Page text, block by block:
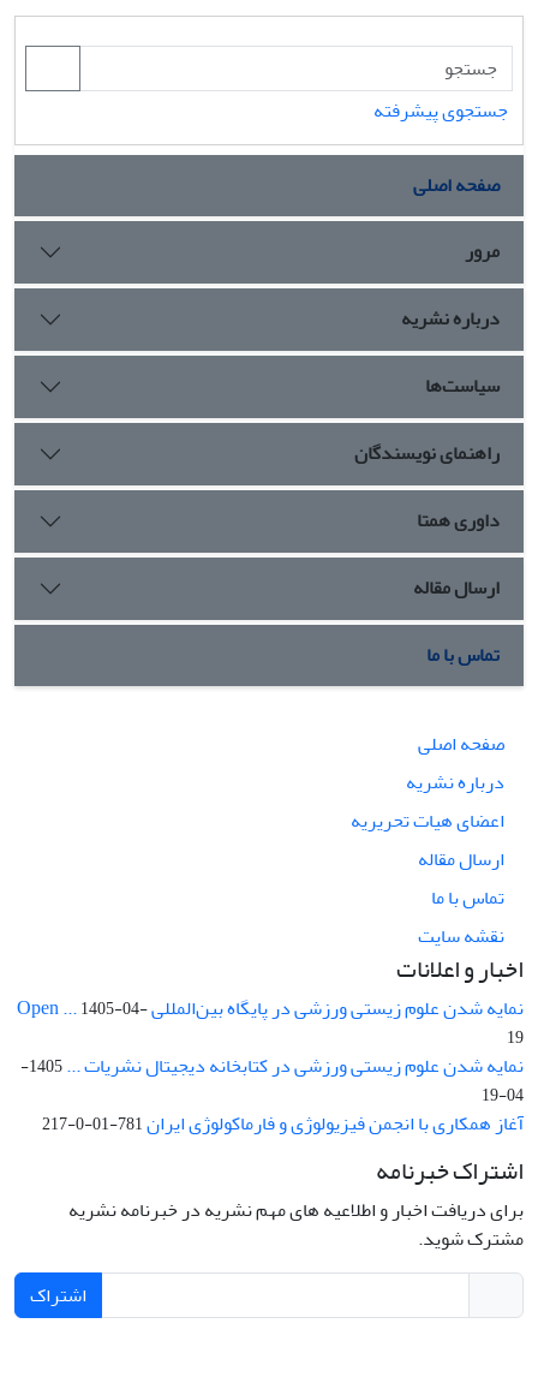
جستجوی پیشرفته
صفحه اصلی
مرور
درباره نشریه
سیاست‌ها
راهنمای نویسندگان
داوری همتا
ارسال مقاله
تماس با ما
صفحه اصلی
درباره نشریه
اعضای هیات تحریریه
ارسال مقاله
تماس با ما
نقشه سایت
اخبار و اعلانات
نمایه شدن علوم زیستی ورزشی در پایگاه بین‌المللی Open ...1405-04-
19
نمایه شدن علوم زیستی ورزشی در کتابخانه دیجیتال نشریات ...
1405-
04-19
آغاز همکاری با انجمن فیزیولوژی و فارماکولوژی ایران781-01-0-217
اشتراک خبرنامه
برای دریافت اخبار و اطلاعیه های مهم نشریه در خبرنامه نشریه
مشترک شوید.
اشتراک